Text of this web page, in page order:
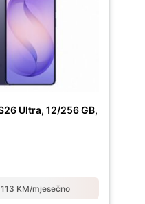
Ultra, 12/256 GB,
KM/mjesečno